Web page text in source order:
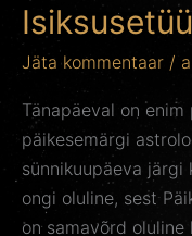
Jäta kommentaar /
Tänapäeval on
päikesemärgi
sünnikuupäeva järgi
ongi oluline, sest
on samavõrd oluline